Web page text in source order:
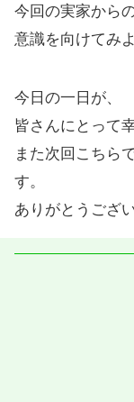
今回の実家から
意識を向けてみ
今日の一日が、
皆さんにとって
また次回こちら
す。
ありがとうござ